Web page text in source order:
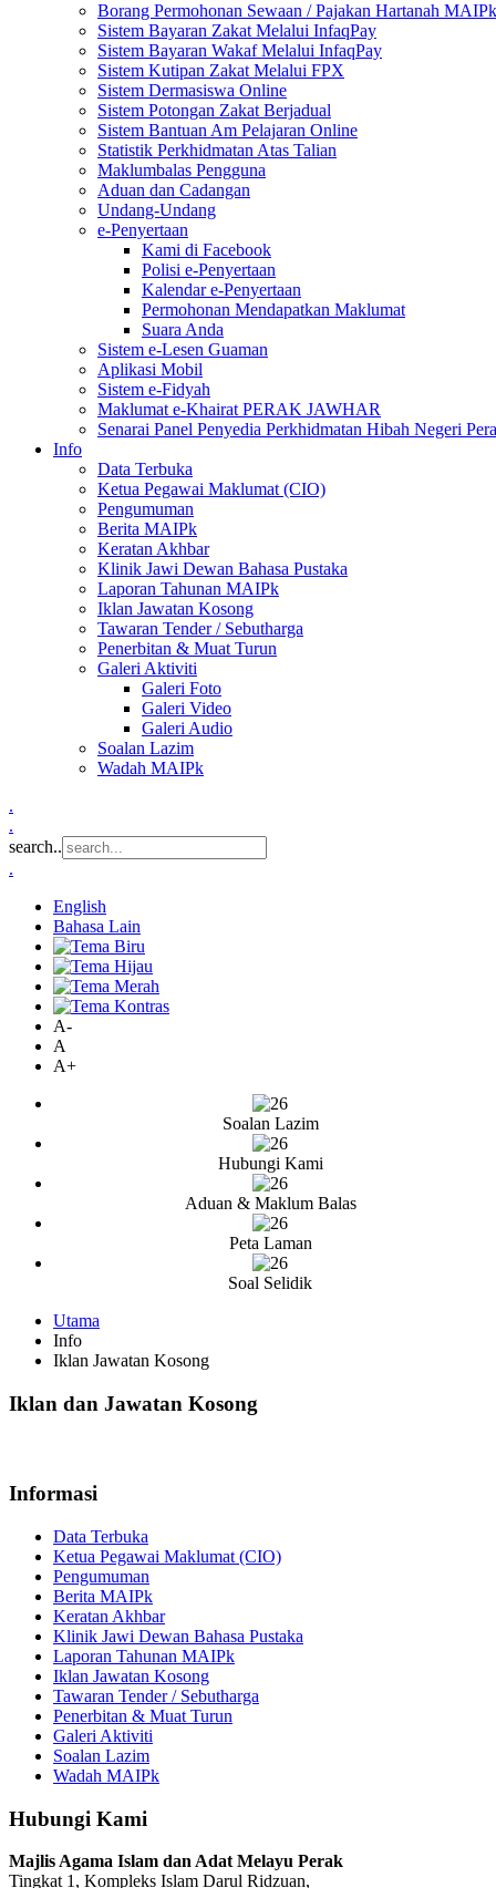
Borang Permohonan Sewaan / Pajakan Hartanah MAIPk
Sistem Bayaran Zakat Melalui InfaqPay
Sistem Bayaran Wakaf Melalui InfaqPay
Sistem Kutipan Zakat Melalui FPX
Sistem Dermasiswa Online
Sistem Potongan Zakat Berjadual
Sistem Bantuan Am Pelajaran Online
Statistik Perkhidmatan Atas Talian
Maklumbalas Pengguna
Aduan dan Cadangan
Undang-Undang
e-Penyertaan
Kami di Facebook
Polisi e-Penyertaan
Kalendar e-Penyertaan
Permohonan Mendapatkan Maklumat
Suara Anda
Sistem e-Lesen Guaman
Aplikasi Mobil
Sistem e-Fidyah
Maklumat e-Khairat PERAK JAWHAR
Senarai Panel Penyedia Perkhidmatan Hibah Negeri
Info
Data Terbuka
Ketua Pegawai Maklumat (CIO)
Pengumuman
Berita MAIPk
Keratan Akhbar
Klinik Jawi Dewan Bahasa Pustaka
Laporan Tahunan MAIPk
Iklan Jawatan Kosong
Tawaran Tender / Sebutharga
Penerbitan & Muat Turun
Galeri Aktiviti
Galeri Foto
Galeri Video
Galeri Audio
Soalan Lazim
Wadah MAIPk
.
.
search..
.
English
Bahasa Lain
A-
A
A+
Soalan Lazim
Hubungi Kami
Aduan & Maklum Balas
Peta Laman
Soal Selidik
Utama
Info
Iklan Jawatan Kosong
Iklan dan Jawatan Kosong
Informasi
Data Terbuka
Ketua Pegawai Maklumat (CIO)
Pengumuman
Berita MAIPk
Keratan Akhbar
Klinik Jawi Dewan Bahasa Pustaka
Laporan Tahunan MAIPk
Iklan Jawatan Kosong
Tawaran Tender / Sebutharga
Penerbitan & Muat Turun
Galeri Aktiviti
Soalan Lazim
Wadah MAIPk
Hubungi Kami
Majlis Agama Islam dan Adat Melayu Perak
Tingkat 1, Kompleks Islam Darul Ridzuan,